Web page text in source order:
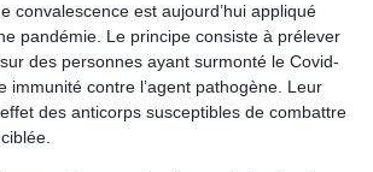
convalescence est aujourd’hui appliqué
pandémie. Le principe consiste à prélever
des personnes ayant surmonté le Covid-
immunité contre l’agent pathogène. Leur
des anticorps susceptibles de combattre